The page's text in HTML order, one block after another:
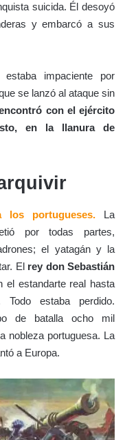
suicida. Él desoyó
y embarcó a sus
impaciente por
se lanzó al ataque sin
con el ejército
en la llanura de
portugueses. La
por todas partes,
el yatagán y la
Elrey don Sebastián
el estandarte real hasta
estaba perdido.
de batalla ocho mil
nobleza portuguesa. La
a Europa.